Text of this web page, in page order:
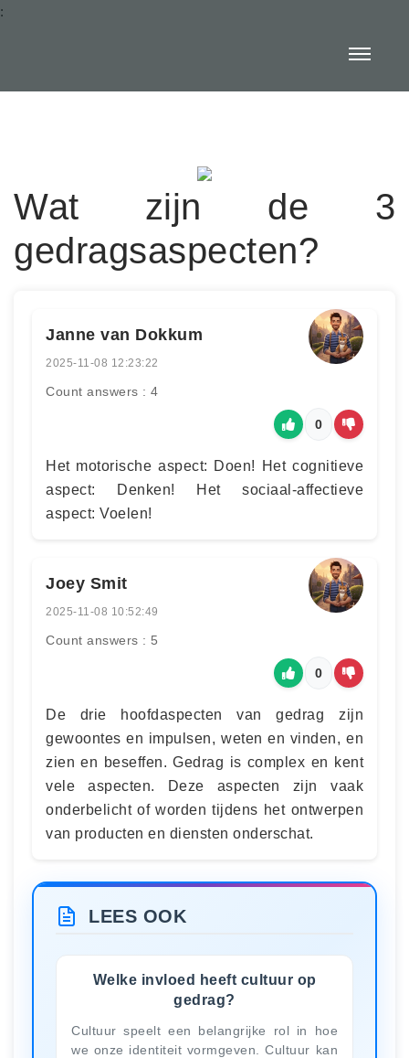
:
Wat zijn de 3
gedragsaspecten?
Janne van Dokkum
2025-11-08 12:23:22
Count answers : 4
0
Het motorische aspect: Doen! Het cognitieve
aspect: Denken! Het sociaal-affectieve
aspect: Voelen!
Joey Smit
2025-11-08 10:52:49
Count answers : 5
0
De drie hoofdaspecten van gedrag zijn
gewoontes en impulsen, weten en vinden, en
zien en beseffen. Gedrag is complex en kent
vele aspecten. Deze aspecten zijn vaak
onderbelicht of worden tijdens het ontwerpen
van producten en diensten onderschat.
LEES OOK
Welke invloed heeft cultuur op
gedrag?
Cultuur speelt een belangrijke rol in hoe
we onze identiteit vormgeven. Cultuur kan